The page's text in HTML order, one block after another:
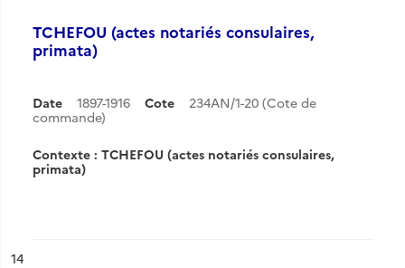
TCHEFOU (actes notariés consulaires,
primata)
Date 1897-1916 Cote
234AN/1-20 (Cote de
commande)
Contexte : TCHEFOU (actes notariés consulaires,
primata)
n°
14